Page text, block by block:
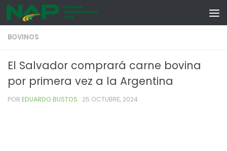
Skip to content
BOVINOS
El Salvador comprará carne bovina
por primera vez a la Argentina
POR EDUARDO BUSTOS · 25 OCTUBRE, 2024